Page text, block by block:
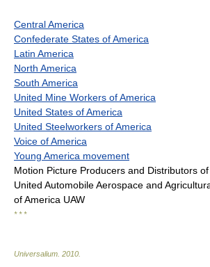
Central America
Confederate States of America
Latin America
North America
South America
United Mine Workers of America
United States of America
United Steelworkers of America
Voice of America
Young America movement
Motion Picture Producers and Distributors of
United Automobile Aerospace and
of America UAW
* * *
Universalium 2010